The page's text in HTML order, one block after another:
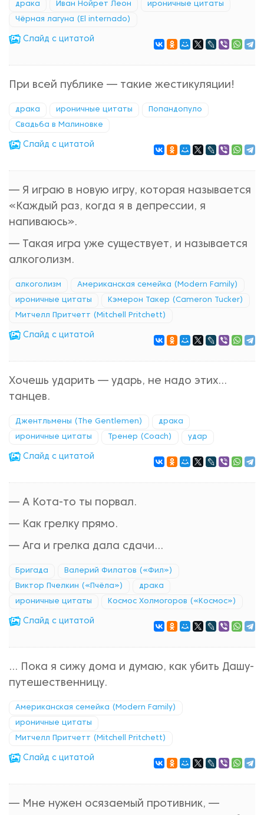
драка Иван Нойрет Леон ироничные цитаты
Чёрная лагуна (El internado)
Cлайд с цитатой
При всей публике — такие жестикуляции!
драка ироничные цитаты Попандопуло
Свадьба в Малиновке
Cлайд с цитатой
— Я играю в новую игру, которая называется
«Каждый раз, когда я в депрессии, я
напиваюсь».
— Такая игра уже существует, и называется
алкоголизм.
алкоголизм Американская семейка (Modern Family)
ироничные цитаты Кэмерон Такер (Cameron Tucker)
Митчелл Притчетт (Mitchell Pritchett)
Cлайд с цитатой
Хочешь ударить — ударь, не надо этих...
танцев.
Джентльмены (The Gentlemen) драка
ироничные цитаты Тренер (Coach) удар
Cлайд с цитатой
— А Кота-то ты порвал.
— Как грелку прямо.
— Ага и грелка дала сдачи...
Бригада Валерий Филатов («Фил»)
Виктор Пчелкин («Пчёла») драка
ироничные цитаты Космос Холмогоров («Космос»)
Cлайд с цитатой
... Пока я сижу дома и думаю, как убить Дашу-
путешественницу.
Американская семейка (Modern Family)
ироничные цитаты
Митчелл Притчетт (Mitchell Pritchett)
Cлайд с цитатой
— Мне нужен осязаемый противник, —